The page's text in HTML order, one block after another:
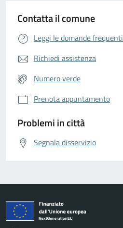
Contatta il comune
Leggi le domande frequenti
Richiedi assistenza
Numero verde
Prenota appuntamento
Problemi in città
Segnala disservizio